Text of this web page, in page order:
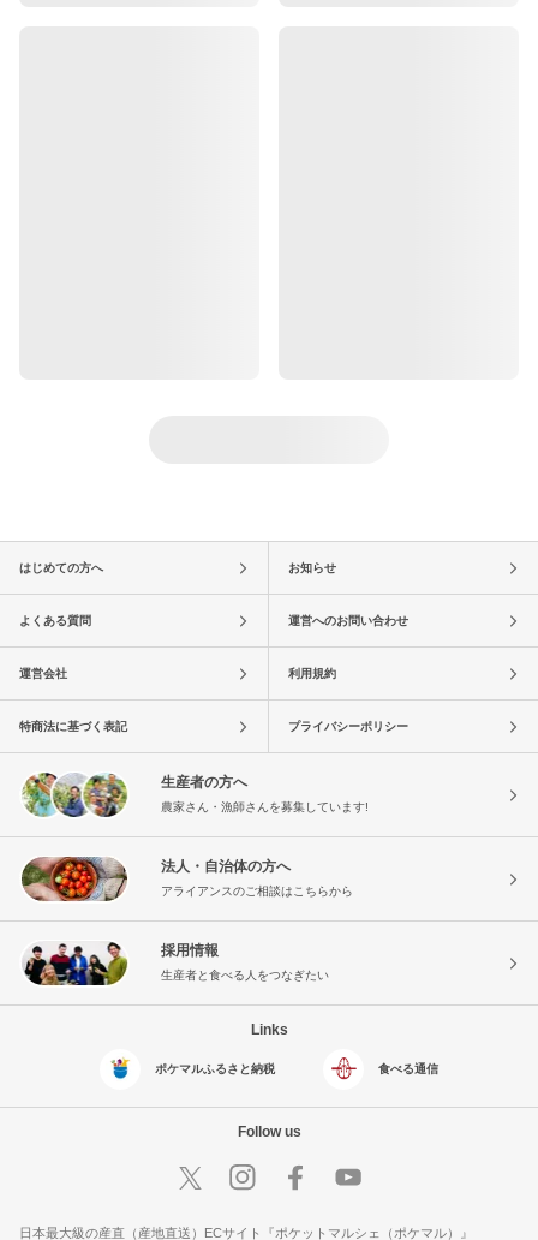
はじめての方へ お知らせ
よくある質問 運営へのお問い合わせ
運営会社 利用規約
特商法に基づく表記 プライバシーポリシー
生産者の方へ
農家さん・漁師さんを募集しています!
法人・自治体の方へ
アライアンスのご相談はこちらから
採用情報
生産者と食べる人をつなぎたい
Links
ポケマルふるさと納税 食べる通信
Follow us
日本最大級の産直（産地直送）ECサイト『ポケットマルシェ（ポケマル）』